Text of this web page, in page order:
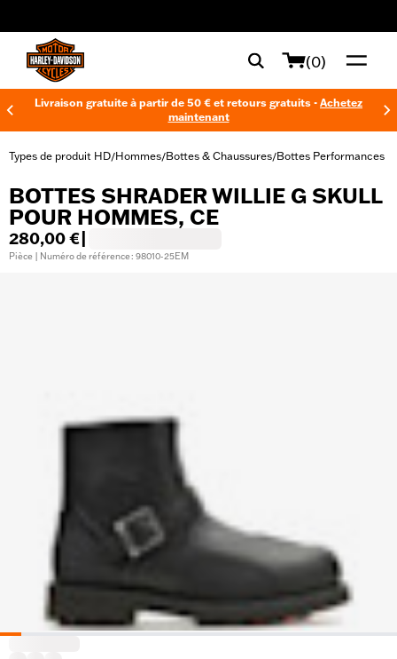
(0)
Livraison gratuite à partir de 50 € et retours gratuits - Achetez
maintenant
Types de produit HD/Hommes/Bottes & Chaussures/Bottes Performances
BOTTES SHRADER WILLIE G SKULL
POUR HOMMES, CE
280,00 €
Pièce | Numéro de référence : 98010-25EM